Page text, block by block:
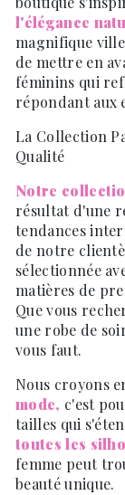
l'élégance
magnifique
de mettre en
féminins qui
répondant aux
La Collection
Qualité
Notre
résultat d'une
tendances
de notre
sélectionnée
matières de
Que vous
une robe de
vous faut.
Nous croyons
mode, c'est
tailles qui
toutes les
femme peut
beauté unique.